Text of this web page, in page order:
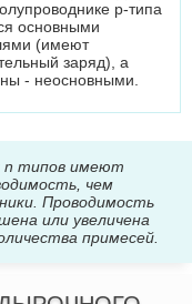
p-типа
основными
(имеют
заряд), а
- неосновными.
n типов имеют
чем
Проводимость
или увеличена
примесей.